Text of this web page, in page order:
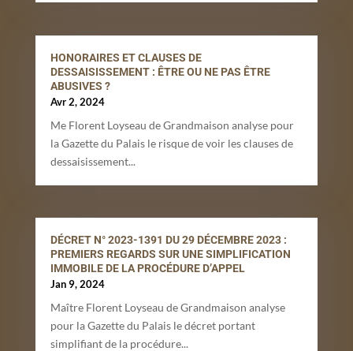
HONORAIRES ET CLAUSES DE
DESSAISISSEMENT : ÊTRE OU NE PAS ÊTRE
ABUSIVES ?
Avr 2, 2024
Me Florent Loyseau de Grandmaison analyse pour
la Gazette du Palais le risque de voir les clauses de
dessaisissement...
DÉCRET N° 2023-1391 DU 29 DÉCEMBRE 2023 :
PREMIERS REGARDS SUR UNE SIMPLIFICATION
IMMOBILE DE LA PROCÉDURE D’APPEL
Jan 9, 2024
Maître Florent Loyseau de Grandmaison analyse
pour la Gazette du Palais le décret portant
simplifiant de la procédure...